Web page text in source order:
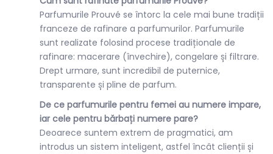
Parfumurile Prouvé se întorc la cele mai bune tradiții
franceze de rafinare a parfumurilor. Parfumurile
sunt realizate folosind procese tradiționale de
rafinare: macerare (învechire), congelare și filtrare.
Drept urmare, sunt incredibil de puternice,
transparente și pline de parfum.
De ce parfumurile pentru femei au numere impare,
iar cele pentru bărbați numere pare?
Deoarece suntem extrem de pragmatici, am
introdus un sistem inteligent, astfel încât clienții și